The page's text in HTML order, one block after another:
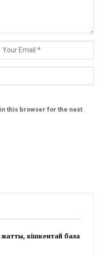
this browser for the next
кішкентай бала